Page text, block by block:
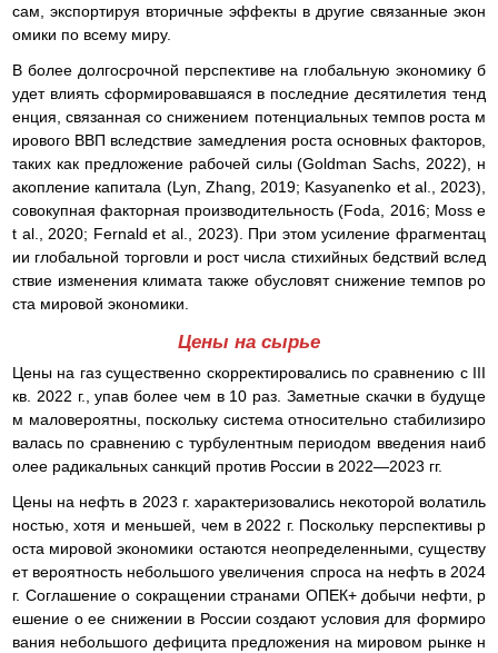
сам, экспортируя вторичные эффекты в другие связанные экон
омики по всему миру.
В более долгосрочной перспективе на глобальную экономику б
удет влиять сформировавшаяся в последние десятилетия тенд
енция, связанная со снижением потенциальных темпов роста м
ирового ВВП вследствие замедления роста основных факторов,
таких как предложение рабочей силы (Goldman Sachs, 2022), н
акопление капитала (Lyn, Zhang, 2019; Kasyanenko et al., 2023),
совокупная факторная производительность (Foda, 2016; Moss e
t al., 2020; Fernald et al., 2023). При этом усиление фрагментац
ии глобальной торговли и рост числа стихийных бедствий вслед
ствие изменения климата также обусловят снижение темпов ро
ста мировой экономики.
Цены на сырье
Цены на газ существенно скорректировались по сравнению с III
кв. 2022 г., упав более чем в 10 раз. Заметные скачки в будуще
м маловероятны, поскольку система относительно стабилизиро
валась по сравнению с турбулентным периодом введения наиб
олее радикальных санкций против России в 2022—2023 гг.
Цены на нефть в 2023 г. характеризовались некоторой волатиль
ностью, хотя и меньшей, чем в 2022 г. Поскольку перспективы р
оста мировой экономики остаются неопределенными, существу
ет вероятность небольшого увеличения спроса на нефть в 2024
г. Соглашение о сокращении странами ОПЕК+ добычи нефти, р
ешение о ее снижении в России создают условия для формиро
вания небольшого дефицита предложения на мировом рынке н